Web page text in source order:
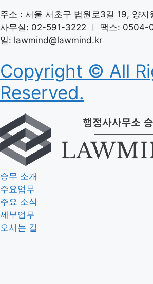
주소 : 서울 서초구 법원로3길 19, 양지
사무실: 02-591-3222 ㅣ 팩스: 0504-
일: lawmind@lawmind.kr
Copyright © All
Reserved.
승무 소개
주요업무
주요 소식
세부업무
오시는 길